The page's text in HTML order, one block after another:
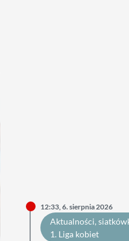
12:33, 6. sierpnia 2026
Aktualności,
1. Liga kobiet